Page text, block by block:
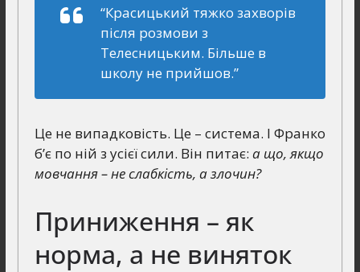
“Красицький тяжко захворів
після розмови з
Телесницьким. Більше в
школу не прийшов.”
Це не випадковість. Це – система. І Франко
б’є по ній з усієї сили. Він питає: а що, якщо
мовчання – не слабкість, а злочин?
Приниження – як
норма, а не виняток